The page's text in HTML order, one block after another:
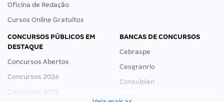
Oficina de Redação
Cursos Online Gratuitos
CONCURSOS PÚBLICOS EM
DESTAQUE
Concursos Abertos
Concursos 2026
Concursos 2025
BANCAS DE CONCURSOS
Cebraspe
Cesgranrio
Consulplan